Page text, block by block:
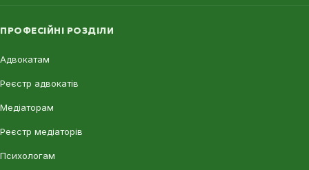
ПРОФЕСІЙНІ РОЗДІЛИ
Адвокатам
Реєстр адвокатів
Медіаторам
Реєстр медіаторів
Психологам